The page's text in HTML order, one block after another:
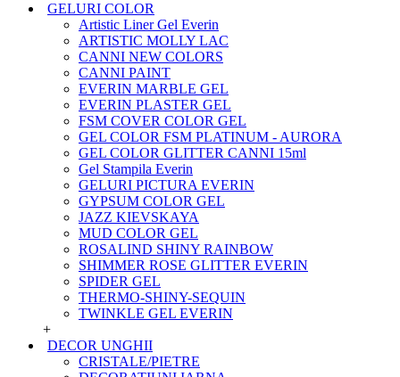
GELURI COLOR
Artistic Liner Gel Everin
ARTISTIC MOLLY LAC
CANNI NEW COLORS
CANNI PAINT
EVERIN MARBLE GEL
EVERIN PLASTER GEL
FSM COVER COLOR GEL
GEL COLOR FSM PLATINUM - AURORA
GEL COLOR GLITTER CANNI 15ml
Gel Stampila Everin
GELURI PICTURA EVERIN
GYPSUM COLOR GEL
JAZZ KIEVSKAYA
MUD COLOR GEL
ROSALIND SHINY RAINBOW
SHIMMER ROSE GLITTER EVERIN
SPIDER GEL
THERMO-SHINY-SEQUIN
TWINKLE GEL EVERIN
+
DECOR UNGHII
CRISTALE/PIETRE